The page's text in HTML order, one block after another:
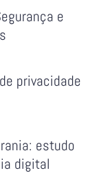
e
privacidade
estudo
digital